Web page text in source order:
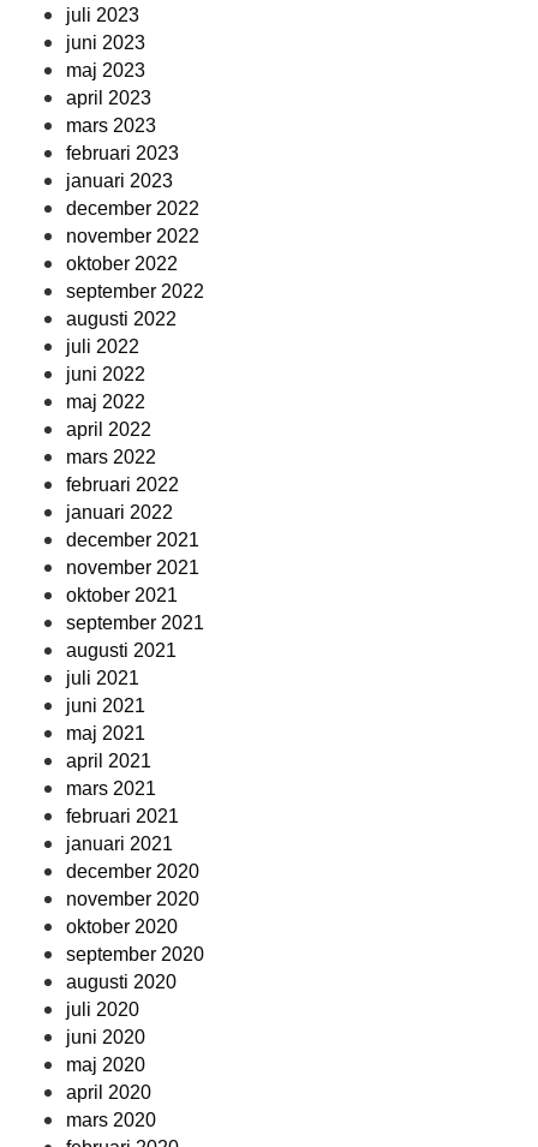
juli 2023
juni 2023
maj 2023
april 2023
mars 2023
februari 2023
januari 2023
december 2022
november 2022
oktober 2022
september 2022
augusti 2022
juli 2022
juni 2022
maj 2022
april 2022
mars 2022
februari 2022
januari 2022
december 2021
november 2021
oktober 2021
september 2021
augusti 2021
juli 2021
juni 2021
maj 2021
april 2021
mars 2021
februari 2021
januari 2021
december 2020
november 2020
oktober 2020
september 2020
augusti 2020
juli 2020
juni 2020
maj 2020
april 2020
mars 2020